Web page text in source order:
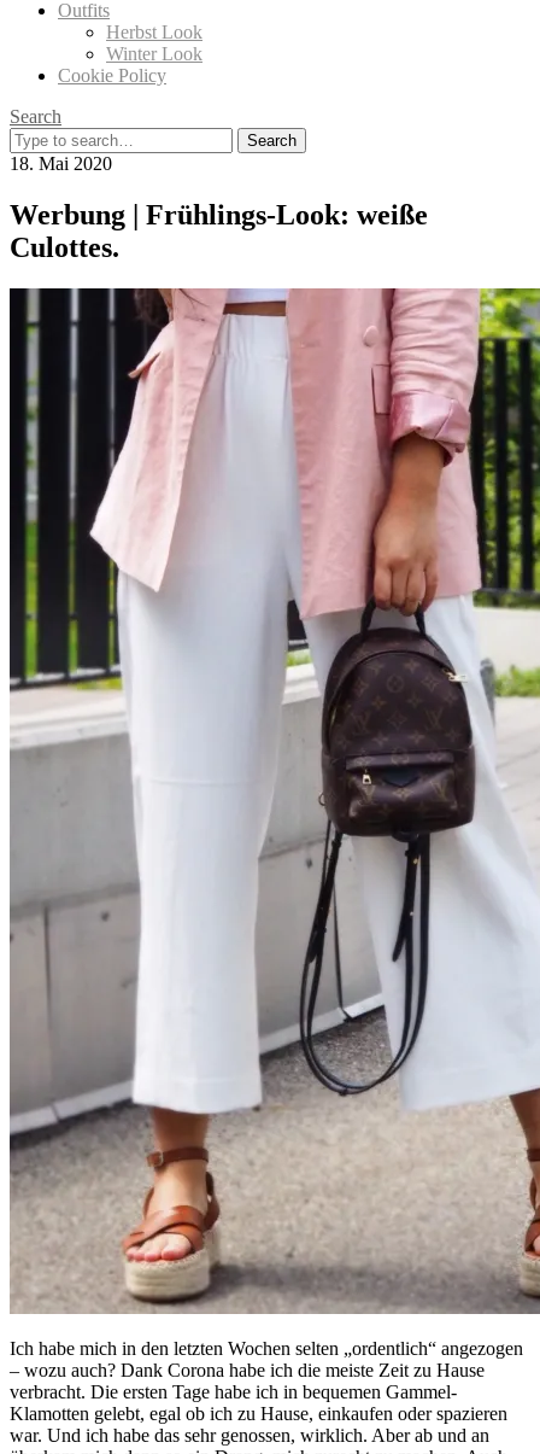
Outfits
Herbst Look
Winter Look
Cookie Policy
Search
Search
for:
18. Mai 2020
Werbung | Frühlings-Look: weiße
Culottes.
Ich habe mich in den letzten Wochen selten „ordentlich“ angezogen
– wozu auch? Dank Corona habe ich die meiste Zeit zu Hause
verbracht. Die ersten Tage habe ich in bequemen Gammel-
Klamotten gelebt, egal ob ich zu Hause, einkaufen oder spazieren
war. Und ich habe das sehr genossen, wirklich. Aber ab und an